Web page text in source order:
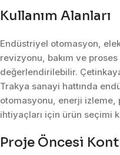
Kullanım Alanları
Endüstriyel otomasyon,
revizyonu, bakım ve
değerlendirilebilir.
Trakya sanayi hattında
otomasyonu, enerji
ihtiyaçları için ürün seçimi
Proje Öncesi